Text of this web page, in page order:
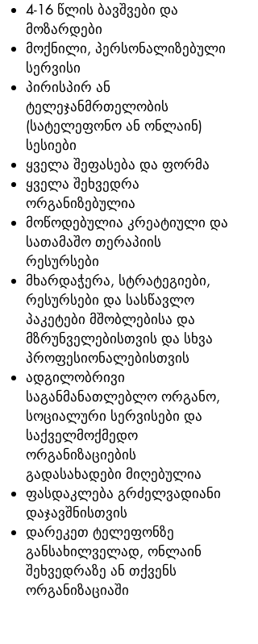
4-16 წლის ბავშვები და
მოზარდები
მოქნილი, პერსონალიზებული
სერვისი
პირისპირ ან
ტელეჯანმრთელობის
(სატელეფონო ან ონლაინ)
სესიები
ყველა შეფასება და ფორმა
ყველა შეხვედრა
ორგანიზებულია
მოწოდებულია კრეატიული და
სათამაშო თერაპიის
რესურსები
მხარდაჭერა, სტრატეგიები,
რესურსები და სასწავლო
პაკეტები მშობლებისა და
მზრუნველებისთვის და სხვა
პროფესიონალებისთვის
ადგილობრივი
საგანმანათლებლო ორგანო,
სოციალური სერვისები და
საქველმოქმედო
ორგანიზაციების
გადასახადები მიღებულია
ფასდაკლება გრძელვადიანი
დაჯავშნისთვის
დარეკეთ ტელეფონზე
განსახილველად, ონლაინ
შეხვედრაზე ან თქვენს
ორგანიზაციაში